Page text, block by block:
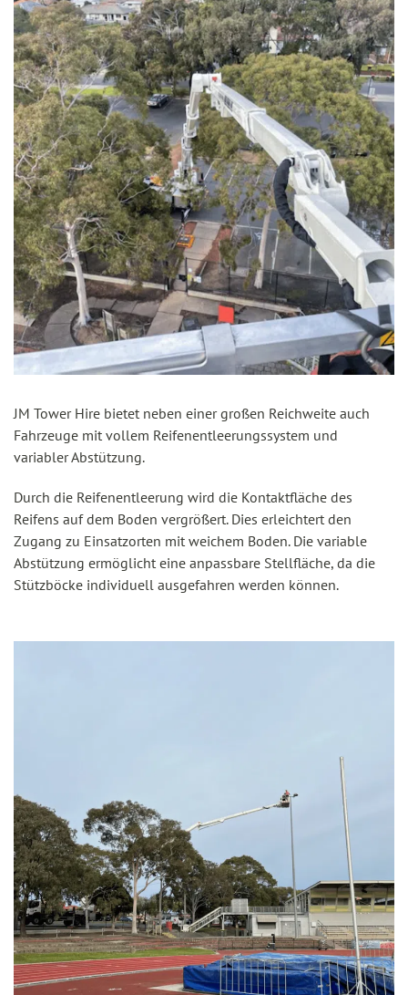
JM Tower Hire bietet neben einer großen Reichweite auch
Fahrzeuge mit vollem Reifenentleerungssystem und
variabler Abstützung.
Durch die Reifenentleerung wird die Kontaktfläche des
Reifens auf dem Boden vergrößert. Dies erleichtert den
Zugang zu Einsatzorten mit weichem Boden. Die variable
Abstützung ermöglicht eine anpassbare Stellfläche, da die
Stützböcke individuell ausgefahren werden können.